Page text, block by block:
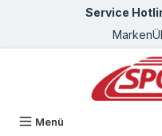
Zum Hauptinhalt springen
Service
Marken
Menü